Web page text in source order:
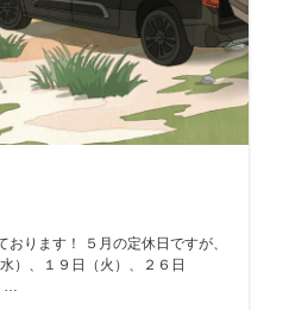
の定休日ですが、
）、１９日（火）、２６日